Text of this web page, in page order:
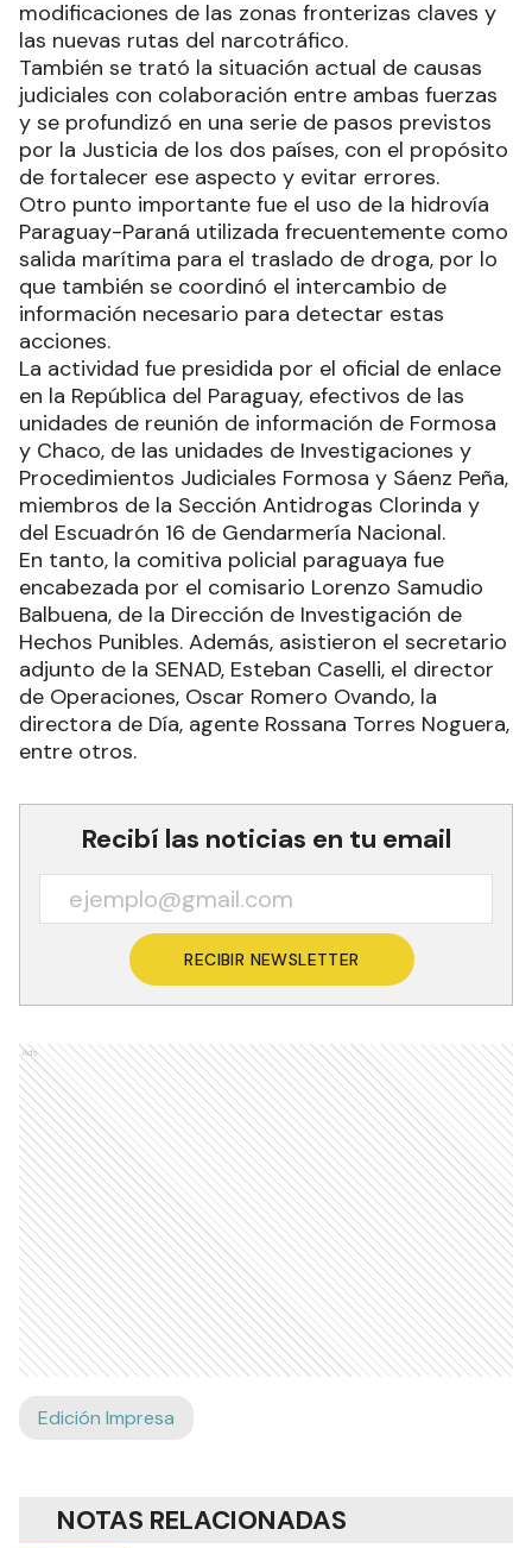
modificaciones de las zonas fronterizas claves y
las nuevas rutas del narcotráfico.
También se trató la situación actual de causas
judiciales con colaboración entre ambas fuerzas
y se profundizó en una serie de pasos previstos
por la Justicia de los dos países, con el propósito
de fortalecer ese aspecto y evitar errores.
Otro punto importante fue el uso de la hidrovía
Paraguay-Paraná utilizada frecuentemente como
salida marítima para el traslado de droga, por lo
que también se coordinó el intercambio de
información necesario para detectar estas
acciones.
La actividad fue presidida por el oficial de enlace
en la República del Paraguay, efectivos de las
unidades de reunión de información de Formosa
y Chaco, de las unidades de Investigaciones y
Procedimientos Judiciales Formosa y Sáenz Peña,
miembros de la Sección Antidrogas Clorinda y
del Escuadrón 16 de Gendarmería Nacional.
En tanto, la comitiva policial paraguaya fue
encabezada por el comisario Lorenzo Samudio
Balbuena, de la Dirección de Investigación de
Hechos Punibles. Además, asistieron el secretario
adjunto de la SENAD, Esteban Caselli, el director
de Operaciones, Oscar Romero Ovando, la
directora de Día, agente Rossana Torres Noguera,
entre otros.
Recibí las noticias en tu email
RECIBIR NEWSLETTER
Ads
Edición Impresa
NOTAS RELACIONADAS